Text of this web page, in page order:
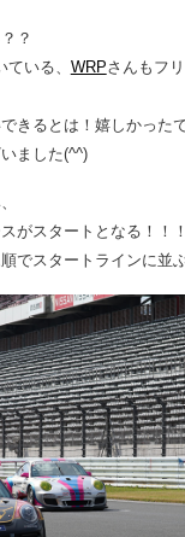
？
いる、 WRPさんもフ
きるとは！嬉しかった
ました(^^)
がスタートとなる！！！
でスタートラインに並